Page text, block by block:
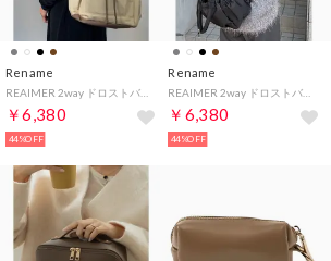
Rename
￥6,380
44%OFF
Rename
￥6,380
44%OFF